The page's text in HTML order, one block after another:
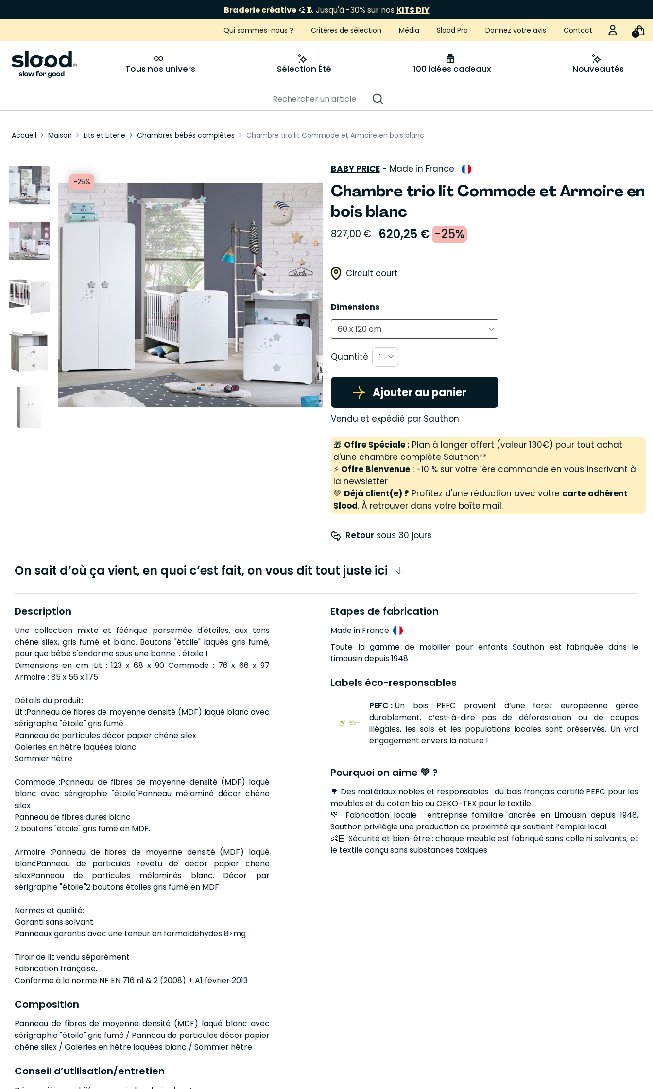
Braderie créative🎨🧵 Jusqu'à -30% sur nos KITS DIY
ÉCLIPSE 12 AOÛT
Je fonce
Qui sommes-nous ? Critères de sélection Média Slood Pro Donnez votre avis Contact 0
Tous nos univers Sélection Été 100 idées cadeaux Nouveautés
Accueil Maison Lits et Literie Chambres bébés complètes Chambre trio lit Commode et Armoire en bois blanc
-25%
BABY PRICE- Made in France
Chambre trio lit Commode et Armoire en
bois blanc
827,00 € 620,25 € -25%
Circuit court
Dimensions
60 x 120 cm
Quantité 1
Ajouter au panier
Vendu et expédié par Sauthon
🎁 Offre Spéciale : Plan à langer offert (valeur 130€) pour tout achat
d'une chambre complète Sauthon**
⚡ Offre Bienvenue: -10 % sur votre 1ère commande en vous inscrivant à
la newsletter
💚 Déjà client(e) ? Profitez d'une réduction avec votre carte adhérent
Slood. À retrouver dans votre boîte mail.
Retour sous 30 jours
On sait d’où ça vient, en quoi c’est fait, on vous dit tout juste ici
Description
Une collection mixte et féérique parsemée d'étoiles, aux tons
chêne silex, gris fumé et blanc. Boutons "étoile" laqués gris fumé,
pour que bébé s'endorme sous une bonne. . étoile !
Dimensions en cm :Lit : 123 x 68 x 90 Commode : 76 x 66 x 97
Armoire : 85 x 56 x 175
Détails du produit:
Lit :Panneau de fibres de moyenne densité (MDF) laqué blanc avec
sérigraphie "étoile" gris fumé
Panneau de particules décor papier chêne silex
Galeries en hêtre laquées blanc
Sommier hêtre
Commode :Panneau de fibres de moyenne densité (MDF) laqué
blanc avec sérigraphie "étoile"Panneau mélaminé décor chêne
silex
Panneau de fibres dures blanc
2 boutons "étoile" gris fumé en MDF.
Armoire :Panneau de fibres de moyenne densité (MDF) laqué
blancPanneau de particules revêtu de décor papier chêne
silexPanneau de particules mélaminés blanc. Décor par
sérigraphie "étoile"2 boutons étoiles gris fumé en MDF.
Normes et qualité:
Garanti sans solvant.
Panneaux garantis avec une teneur en formaldéhydes 8>mg
Tiroir de lit vendu séparément
Fabrication française.
Conforme à la norme NF EN 716 n1 & 2 (2008) + A1 février 2013
Composition
Panneau de fibres de moyenne densité (MDF) laqué blanc avec
sérigraphie "étoile" gris fumé / Panneau de particules décor papier
chêne silex / Galeries en hêtre laquées blanc / Sommier hêtre
Conseil d’utilisation/entretien
Etapes de fabrication
Made in France
Toute la gamme de mobilier pour enfants Sauthon est fabriquée dans le
Limousin depuis 1948
Labels éco-responsables
PEFC : Un bois PEFC provient d’une forêt européenne gérée
durablement, c’est-à-dire pas de déforestation ou de coupes
illégales, les sols et les populations locales sont préservés. Un vrai
engagement envers la nature !
Pourquoi on aime 💚 ?
🌳 Des matériaux nobles et responsables : du bois français certifié PEFC pour les
meubles et du coton bio ou OEKO-TEX pour le textile
💚 Fabrication locale : entreprise familiale ancrée en Limousin depuis 1948,
Sauthon privilégie une production de proximité qui soutient l’emploi local
👶🏻 Sécurité et bien-être : chaque meuble est fabriqué sans colle ni solvants, et
le textile conçu sans substances toxiques